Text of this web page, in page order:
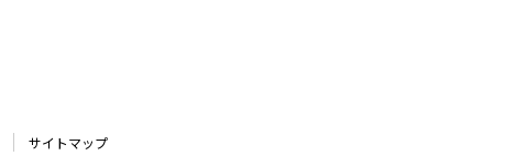
サイトマップ